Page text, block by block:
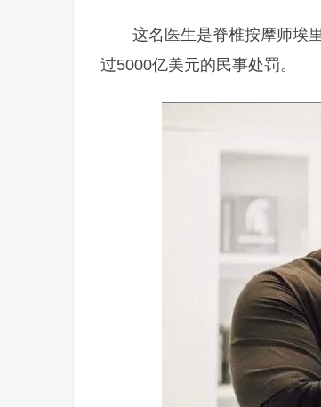
这名医生是脊椎按摩师埃
过5000亿美元的民事处罚。